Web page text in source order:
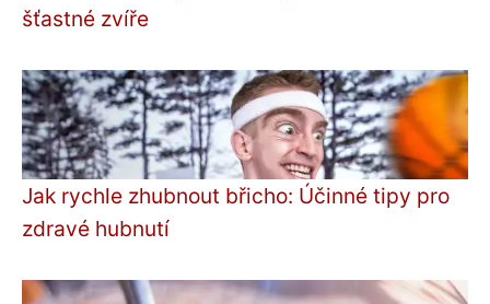
šťastné zvíře
Jak rychle zhubnout břicho: Účinné tipy pro
zdravé hubnutí